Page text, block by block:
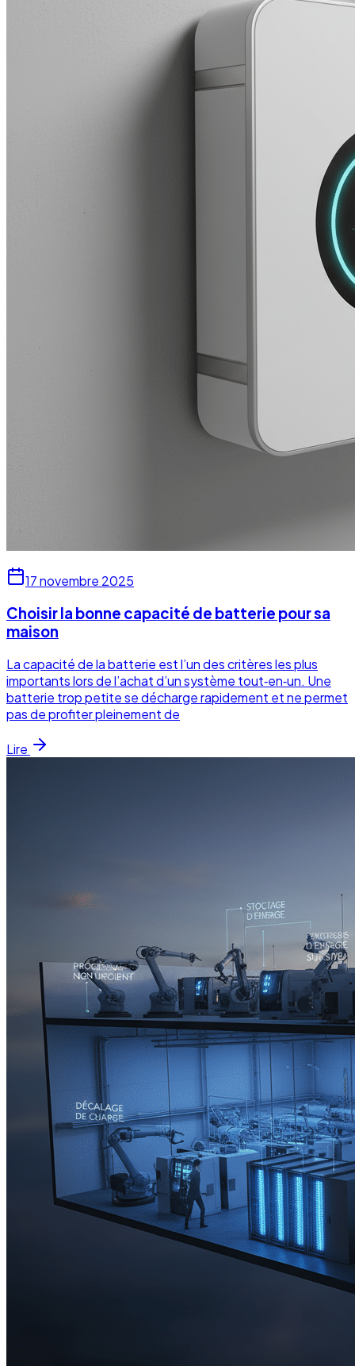
17 novembre 2025
Choisir la bonne capacité de batterie pour sa
maison
La capacité de la batterie est l’un des critères les plus
importants lors de l’achat d’un système tout‑en‑un. Une
batterie trop petite se décharge rapidement et ne permet
pas de profiter pleinement de
Lire